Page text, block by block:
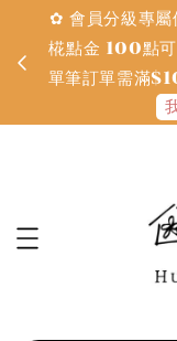
✿ 會員分級專屬
椛點金 100點可
單筆訂單需滿